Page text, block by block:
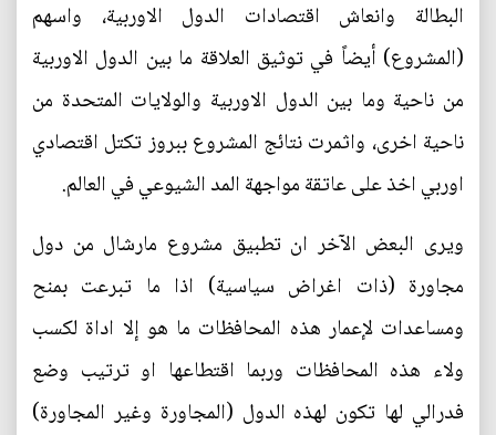
البطالة وانعاش اقتصادات الدول الاوربية، واسهم
(المشروع) أيضاً في توثيق العلاقة ما بين الدول الاوربية
من ناحية وما بين الدول الاوربية والولايات المتحدة من
ناحية اخرى، واثمرت نتائج المشروع ببروز تكتل اقتصادي
اوربي اخذ على عاتقة مواجهة المد الشيوعي في العالم.
ويرى البعض الآخر ان تطبيق مشروع مارشال من دول
مجاورة (ذات اغراض سياسية) اذا ما تبرعت بمنح
ومساعدات لإعمار هذه المحافظات ما هو إلا اداة لكسب
ولاء هذه المحافظات وربما اقتطاعها او ترتيب وضع
فدرالي لها تكون لهذه الدول (المجاورة وغير المجاورة)